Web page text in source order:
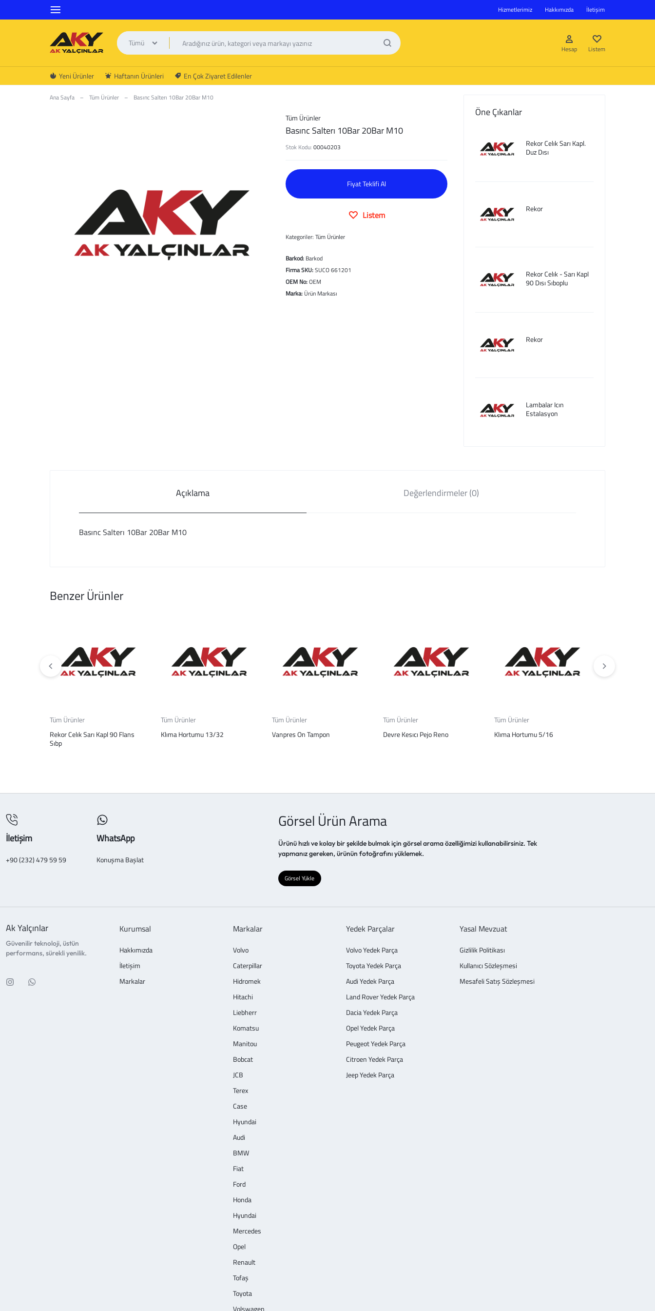
Hizmetlerimiz Hakkımızda İletişim
AK
YALÇINLAR
Tümü
Hesap
Hesap oluştur
Listem
Yeni Ürünler Haftanın Ürünleri En Çok Ziyaret Edilenler
Ana Sayfa – Tüm Ürünler – Basınc Salterı 10Bar 20Bar M10
Tüm Ürünler
Basınc Salterı 10Bar 20Bar M10
Stok Kodu:00040203
Fiyat Teklifi Al
Listem
Kategoriler:Tüm Ürünler
Barkod: Barkod
Firma SKU:SUCO 661201
OEM No:OEM
Marka: Ürün Markası
Öne Çıkanlar
Rekor Celık Sarı Kapl.
Duz Dısı
Rekor
Rekor Celık - Sarı Kapl
90 Dısı Sıboplu
Rekor
Lambalar Icın
Estalasyon
Açıklama Değerlendirmeler (0)
Basınc Salterı 10Bar 20Bar M10
Benzer Ürünler
Tüm Ürünler
Rekor Celık Sarı Kapl 90 Flans
Sıbp
Tüm Ürünler
Klıma Hortumu 13/32
Tüm Ürünler
Vanpres On Tampon
Tüm Ürünler
Devre Kesıcı Pejo Reno
Tüm Ürünler
Klıma Hortumu 5/16
İletişim
+90 (232) 479 59 59
WhatsApp
Konuşma Başlat
Görsel Ürün Arama
Ürünü hızlı ve kolay bir şekilde bulmak için görsel arama özelliğimizi kullanabilirsiniz. Tek
yapmanız gereken, ürünün fotoğrafını yüklemek.
Görsel Yükle
Ak Yalçınlar
Güvenilir teknoloji, üstün
performans, sürekli yenilik.
Kurumsal
Hakkımızda
İletişim
Markalar
Markalar
Volvo
Caterpillar
Hidromek
Hitachi
Liebherr
Komatsu
Manitou
Bobcat
JCB
Terex
Case
Hyundai
Audi
BMW
Fiat
Ford
Honda
Hyundai
Mercedes
Opel
Renault
Tofaş
Toyota
Volswagen
Yedek Parçalar
Volvo Yedek Parça
Toyota Yedek Parça
Audi Yedek Parça
Land Rover Yedek Parça
Dacia Yedek Parça
Opel Yedek Parça
Peugeot Yedek Parça
Citroen Yedek Parça
Jeep Yedek Parça
Yasal Mevzuat
Gizlilik Politikası
Kullanıcı Sözleşmesi
Mesafeli Satış Sözleşmesi